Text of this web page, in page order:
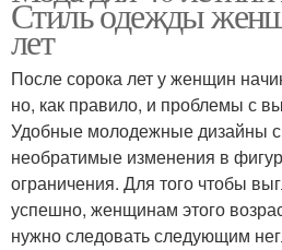
Стиль одежды
лет
После сорока лет у женщин
но, как правило, и проблемы с
Удобные молодежные дизайны
необратимые изменения в
ограничения. Для того чтобы
успешно, женщинам этого
нужно следовать следующим